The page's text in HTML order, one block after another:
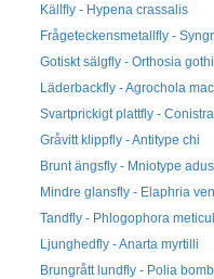
Källfly - Hypena crassalis
Frågeteckensmetallfly -
Gotiskt sälgfly - Orthosia
Läderbackfly - Agrochola
Svartprickigt plattfly -
Gråvitt klippfly - Antitype chi
Brunt ängsfly - Mniotype
Mindre glansfly - Elaphria
Tandfly - Phlogophora
Ljunghedfly - Anarta myrtilli
Brungrått lundfly - Polia